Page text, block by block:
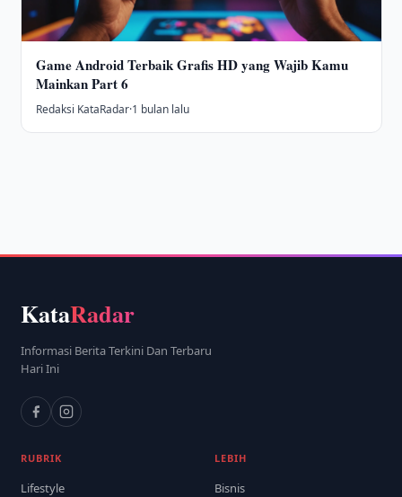
Game Android Terbaik Grafis HD yang Wajib Kamu
Mainkan Part 6
Redaksi KataRadar·1 bulan lalu
KataRadar
Informasi Berita Terkini Dan Terbaru
Hari Ini
RUBRIK
Lifestyle
LEBIH
Bisnis